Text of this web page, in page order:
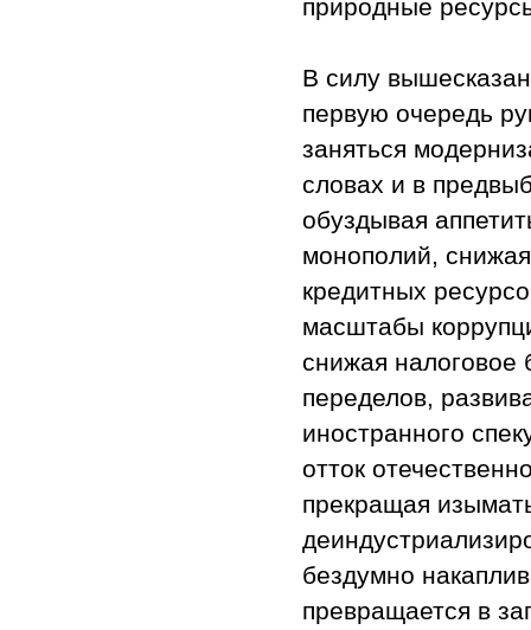
природные
В силу
первую очередь
заняться
словах и в
обуздывая
монополий,
кредитных
масштабы
снижая налоговое
переделов,
иностранного
отток
прекращая
бездумно
превращается в